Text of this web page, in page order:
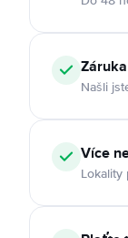
Našli
Více
Lokality